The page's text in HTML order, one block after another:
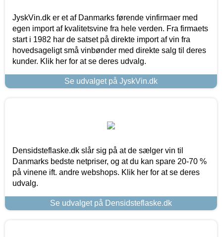
JyskVin.dk er et af Danmarks førende vinfirmaer med
egen import af kvalitetsvine fra hele verden. Fra firmaets
start i 1982 har de satset på direkte import af vin fra
hovedsageligt små vinbønder med direkte salg til deres
kunder. Klik her for at se deres udvalg.
Se udvalget på JyskVin.dk
Densidsteflaske.dk slår sig på at de sælger vin til
Danmarks bedste netpriser, og at du kan spare 20-70 %
på vinene ift. andre webshops. Klik her for at se deres
udvalg.
Se udvalget på Densidsteflaske.dk